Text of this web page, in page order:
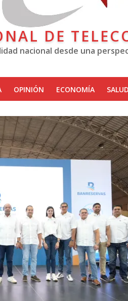
DE
nacional desde una
OPINIÓN ECONOMÍA SALUD